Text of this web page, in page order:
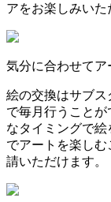
アをお楽しみいた
気分に合わせてア
絵の交換はサブ
で毎月行うこと
なタイミングで
でアートを楽し
請いただけます。